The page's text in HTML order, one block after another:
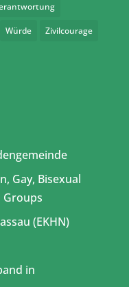
Würde Zivilcourage
Gay, Bisexual
Groups
(EKHN)
in